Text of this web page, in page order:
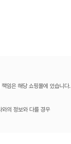
임은 해당 쇼핑몰에 있습니다.
의 정보와 다를 경우